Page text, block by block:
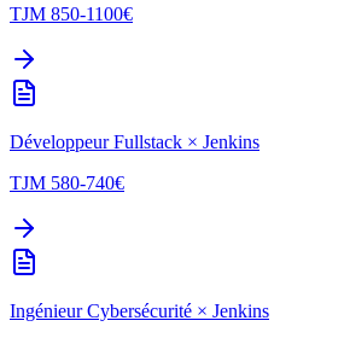
TJM 850-1100€
Développeur Fullstack × Jenkins
TJM 580-740€
Ingénieur Cybersécurité × Jenkins